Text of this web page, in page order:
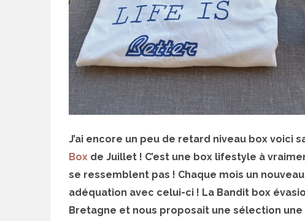
J’ai encore un peu de retard niveau box voici
Box de Juillet ! C’est une box lifestyle à
se ressemblent pas ! Chaque mois un
adéquation avec celui-ci ! La Bandit box
Bretagne et nous proposait une sélection